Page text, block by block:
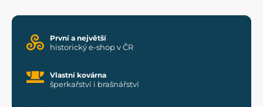
První a největší
historický e-shop v ČR
Vlastní kovárna
šperkařství i brašnářství